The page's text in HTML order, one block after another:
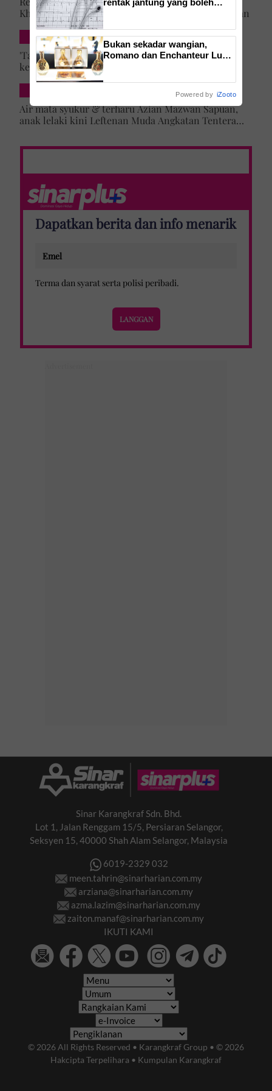
Khairun Nisya ditawar latihan akademi penerbangan
SELEBRITI & HIBURAN
'Tak lihat diri saya artis lagi' – Jehan Miskin kongsi
kenapa pilih ‘hilang’ dari dunia lakonan, cerita
cabaran besarkan anak campuran
Air mata syukur & terharu Azian Mazwan Sapuan,
anak lelaki kini Leftenan Muda Angkatan Tentera
Dapatkan berita dan info menarik
Terma dan syarat serta polisi peribadi.
Sinar Karangkraf Sdn. Bhd.
Lot 1, Jalan Renggam 15/5, Persiaran Selangor,
Seksyen 15, 40000 Shah Alam Selangor, Malaysia
6019-2329 032
meen.tahrin@sinarharian.com.my
arziana@sinarharian.com.my
azma.lazim@sinarharian.com.my
zaiton.manaf@sinarharian.com.my
IKUTI KAMI
© 2026 All Rights Reserved • Karangkraf Group • © 2026
Hakcipta Terpelihara • Kumpulan Karangkraf
Bukan sekadar wangian,
Romano dan Enchanteur Luxe
Powered by iZooto